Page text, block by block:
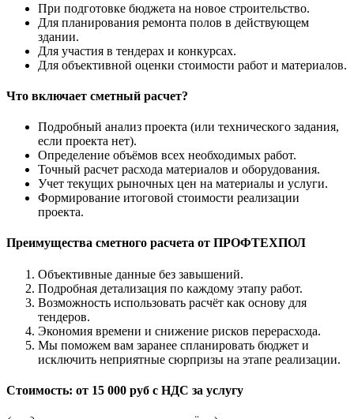
При подготовке бюджета на новое строительство.
Для планирования ремонта полов в действующем
здании.
Для участия в тендерах и конкурсах.
Для объективной оценки стоимости работ и материалов.
Что включает сметный расчет?
Подробный анализ проекта (или технического задания,
если проекта нет).
Определение объёмов всех необходимых работ.
Точный расчет расхода материалов и оборудования.
Учет текущих рыночных цен на материалы и услуги.
Формирование итоговой стоимости реализации
проекта.
Преимущества сметного расчета от ПРОФТЕХПОЛ
Объективные данные без завышений.
Подробная детализация по каждому этапу работ.
Возможность использовать расчёт как основу для
тендеров.
Экономия времени и снижение рисков перерасхода.
Мы поможем вам заранее спланировать бюджет и
исключить неприятные сюрпризы на этапе реализации.
Стоимость: от 15 000 руб с НДС за услугу